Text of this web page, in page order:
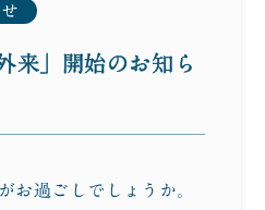
物 Post
News
Recruit
来」開始のお知ら
お過ごしでしょうか。